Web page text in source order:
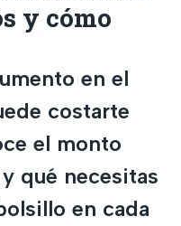
y cómo
en el
costarte
el monto
qué necesitas
en cada